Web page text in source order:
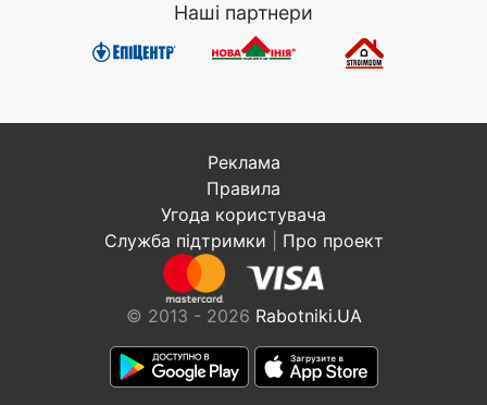
Наші партнери
Реклама
Правила
Угода користувача
Служба підтримки
Про проект
© 2013 - 2026 Rabotniki.UA